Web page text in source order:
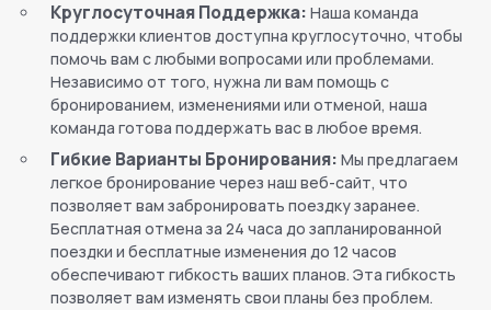
Круглосуточная Поддержка: Наша команда
поддержки клиентов доступна круглосуточно, чтобы
помочь вам с любыми вопросами или проблемами.
Независимо от того, нужна ли вам помощь с
бронированием, изменениями или отменой, наша
команда готова поддержать вас в любое время.
Гибкие Варианты Бронирования: Мы предлагаем
легкое бронирование через наш веб-сайт, что
позволяет вам забронировать поездку заранее.
Бесплатная отмена за 24 часа до запланированной
поездки и бесплатные изменения до 12 часов
обеспечивают гибкость ваших планов. Эта гибкость
позволяет вам изменять свои планы без проблем.